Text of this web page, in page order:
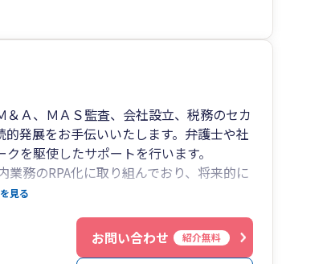
Ａ、ＭＡＳ監査、会社設立、税務のセカ
発展をお手伝いいたします。弁護士や社
を駆使したサポートを行います。
務のRPA化に取り組んでおり、将来的に
見る
お問い合わせ 紹介無料